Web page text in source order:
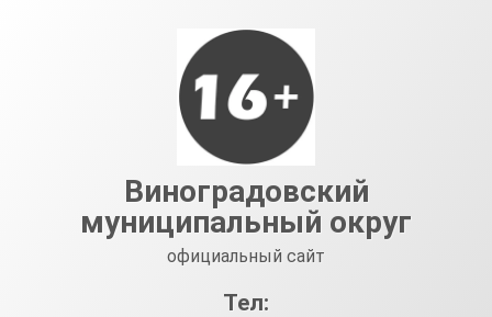
Виноградовский
муниципальный округ
официальный сайт
Тел: